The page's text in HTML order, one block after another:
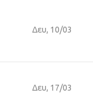
Δευ, 10/03
Δευ, 17/03